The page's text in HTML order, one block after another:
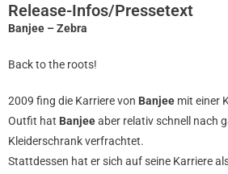
Release-Infos/Pressetext
Banjee – Zebra
Back to the roots!
2009 fing die Karriere von Banjee mit einer
Outfit hat Banjeeaber relativ schnell nach
Kleiderschrank verfrachtet.
Stattdessen hat er sich auf seine Karriere